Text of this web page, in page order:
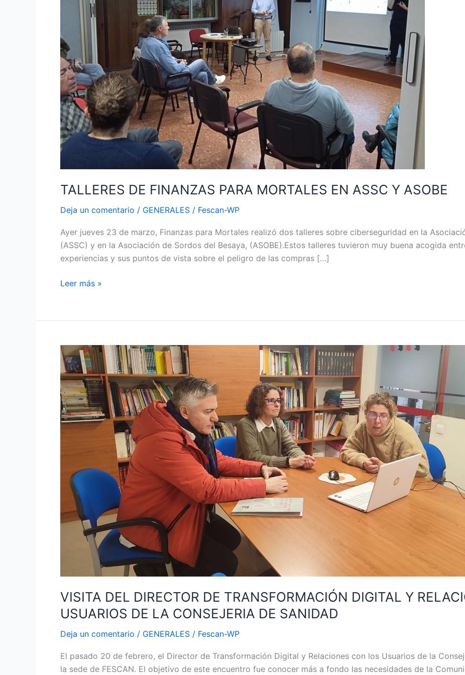
TALLERES DE FINANZAS PARA MORTALES EN ASSC Y ASOBE
Deja un comentario / GENERALES / Fescan-WP
Ayer jueves 23 de marzo, Finanzas para Mortales realizó dos talleres sobre ciberseguridad en la
(ASSC) y en la Asociación de Sordos del Besaya, (ASOBE).Estos talleres tuvieron muy buena acogida
experiencias y sus puntos de vista sobre el peligro de las compras […]
ASOBE
Leer más »
VISITA DEL DIRECTOR DE TRANSFORMACIÓN DIGITAL Y
USUARIOS DE LA CONSEJERIA DE SANIDAD
Deja un comentario / GENERALES / Fescan-WP
El pasado 20 de febrero, el Director de Transformación Digital y Relaciones con los Usuarios de la
la sede de FESCAN. El objetivo de este encuentro fue conocer más a fondo las necesidades de la
VISITA
DEL
DIRECTOR
DE
TRANSFORMACIÓN
DIGITAL
USUARIOS
CONSEJERIA
SANIDAD